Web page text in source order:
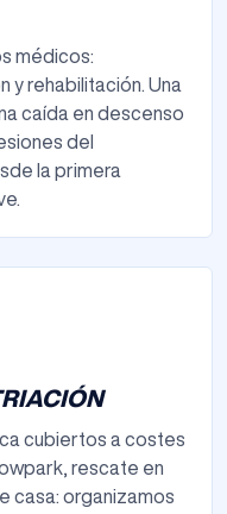
médicos:
y rehabilitación. Una
caída en descenso
del
la primera
cubiertos a costes
rescate en
casa: organizamos